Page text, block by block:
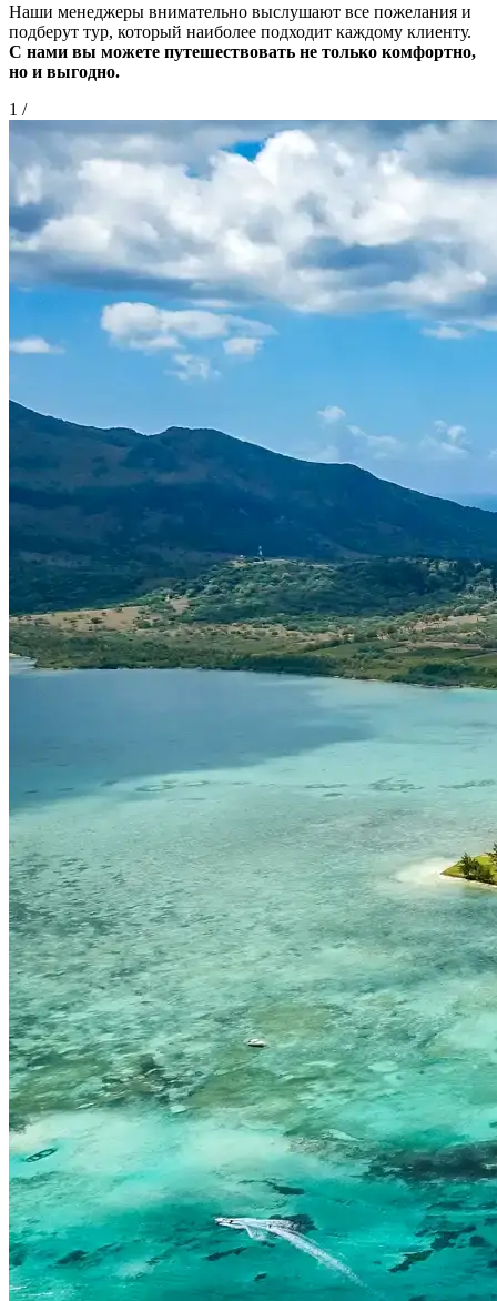
Наши менеджеры внимательно выслушают все пожелания и
подберут тур, который наиболее подходит каждому клиенту.
С нами вы можете путешествовать не только комфортно,
но и выгодно.
1 /